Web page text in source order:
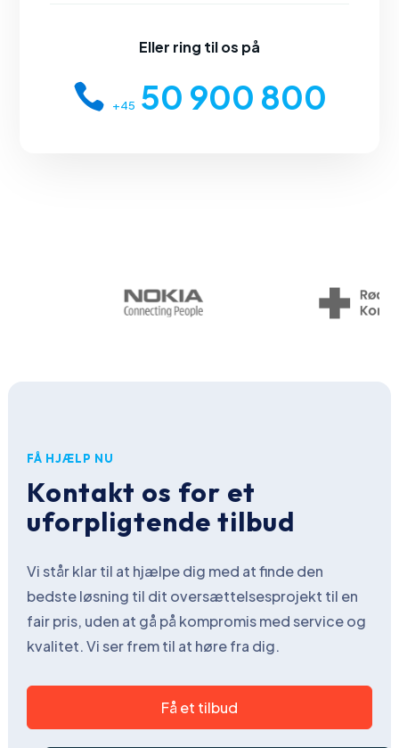
Eller ring til os på
+45 50 900 800
FÅ HJÆLP NU
Kontakt os for et
uforpligtende tilbud
Vi står klar til at hjælpe dig med at finde den
bedste løsning til dit oversættelsesprojekt til en
fair pris, uden at gå på kompromis med service og
kvalitet. Vi ser frem til at høre fra dig.
Få et tilbud